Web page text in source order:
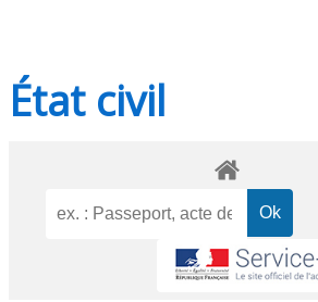
État civil